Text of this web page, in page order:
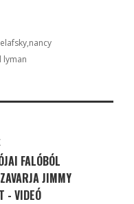
nancy
lyman
FALÓBÓL
JIMMY
- VIDEÓ